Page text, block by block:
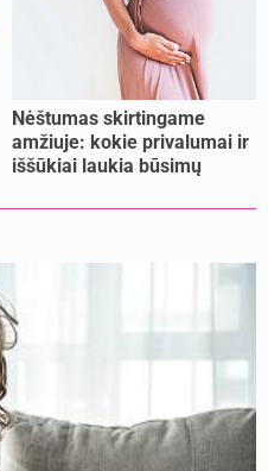
Nėštumas skirtingame
amžiuje: kokie privalumai ir
iššūkiai laukia būsimų